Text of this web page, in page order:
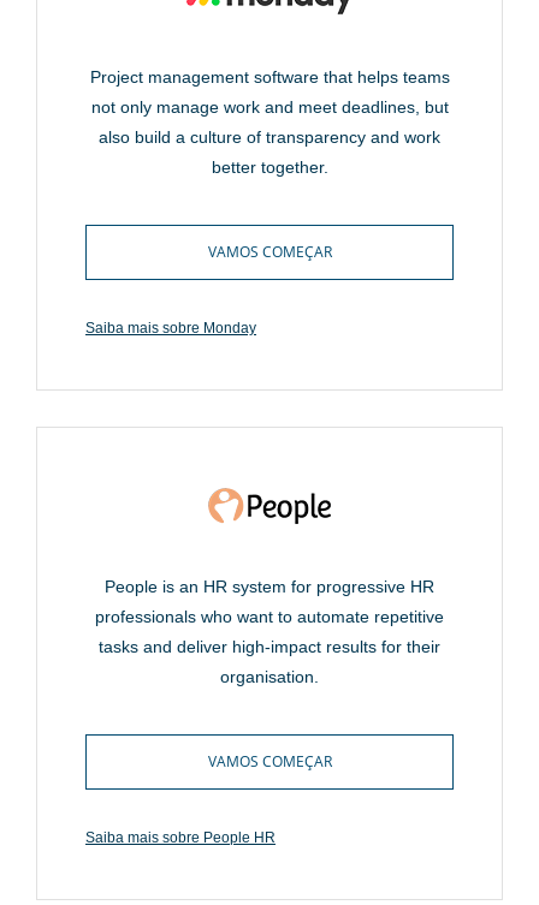
Project management software that helps teams
not only manage work and meet deadlines, but
also build a culture of transparency and work
better together.
VAMOS COMEÇAR
Saiba mais sobre Monday
People is an HR system for progressive HR
professionals who want to automate repetitive
tasks and deliver high-impact results for their
organisation.
VAMOS COMEÇAR
Saiba mais sobre People HR